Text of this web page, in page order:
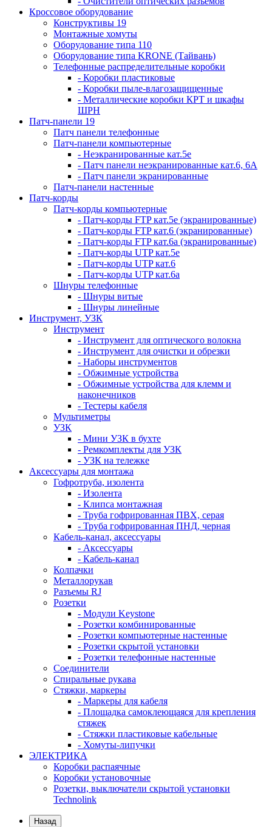
Кроссовое оборудование
Конструктивы 19
Монтажные хомуты
Оборудование типа 110
Оборудование типа KRONE (Тайвань)
Телефонные распределительные коробки
- Коробки пластиковые
- Коробки пыле-влагозащищенные
- Металлические коробки КРТ и шкафы
ШРН
Патч-панели 19
Патч панели телефонные
Патч-панели компьютерные
- Неэкранированные кат.5е
- Патч панели неэкранированные кат.6, 6А
- Патч панели экранированные
Патч-панели настенные
Патч-корды
Патч-корды компьютерные
- Патч-корды FTP кат.5е (экранированные)
- Патч-корды FTP кат.6 (экранированные)
- Патч-корды FTP кат.6а (экранированные)
- Патч-корды UTP кат.5е
- Патч-корды UTP кат.6
- Патч-корды UTP кат.6а
Шнуры телефонные
- Шнуры витые
- Шнуры линейные
Инструмент, УЗК
Инструмент
- Инструмент для оптического волокна
- Инструмент для очистки и обрезки
- Наборы инструментов
- Обжимные устройства
- Обжимные устройства для клемм и
наконечников
- Тестеры кабеля
Мультиметры
УЗК
- Мини УЗК в бухте
- Ремкомплекты для УЗК
- УЗК на тележке
Аксессуары для монтажа
Гофротруба, изолента
- Изолента
- Клипса монтажная
- Труба гофрированная ПВХ, серая
- Труба гофрированная ПНД, черная
Кабель-канал, аксессуары
- Аксессуары
- Кабель-канал
Колпачки
Металлорукав
Разъемы RJ
Розетки
- Модули Keystone
- Розетки комбинированные
- Розетки компьютерные настенные
- Розетки скрытой установки
- Розетки телефонные настенные
Соединители
Спиральные рукава
Стяжки, маркеры
- Маркеры для кабеля
- Площадка самоклеющаяся для крепления
стяжек
- Стяжки пластиковые кабельные
- Хомуты-липучки
ЭЛЕКТРИКА
Коробки распаячные
Коробки установочные
Розетки, выключатели скрытой установки
Technolink
Назад